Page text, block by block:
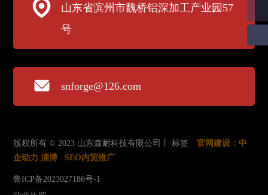
山东省滨州市魏桥铝深加工产业园57
号
snforge@126.com
版权所有 © 2023 山东森耐科技有限公司丨标签 官网建设：中
企动力 淄博 SEO内贸推广
鲁ICP备2023027186号-1
18321826367